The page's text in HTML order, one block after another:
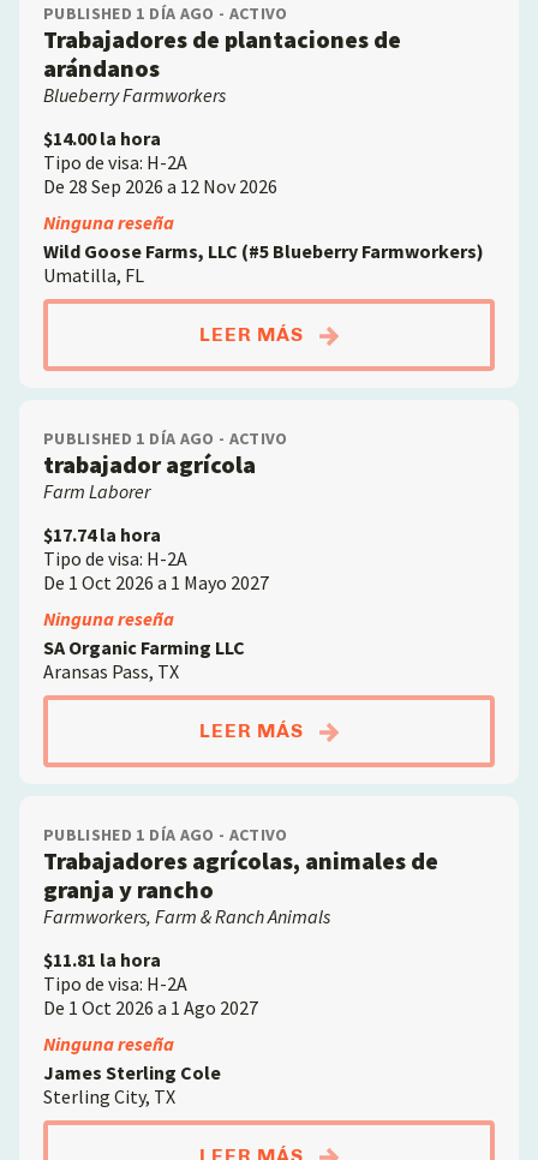
PUBLISHED 1 DÍA AGO - ACTIVO
Trabajadores de plantaciones de
arándanos
Blueberry Farmworkers
$14.00 la hora
Tipo de visa: H-2A
De 28 Sep 2026 a 12 Nov 2026
Ninguna reseña
Wild Goose Farms, LLC (#5 Blueberry Farmworkers)
Umatilla, FL
LEER MÁS
PUBLISHED 1 DÍA AGO - ACTIVO
trabajador agrícola
Farm Laborer
$17.74 la hora
Tipo de visa: H-2A
De 1 Oct 2026 a 1 Mayo 2027
Ninguna reseña
SA Organic Farming LLC
Aransas Pass, TX
LEER MÁS ABOUTTRABAJADOR
PUBLISHED 1 DÍA AGO - ACTIVO
Trabajadores agrícolas, animales de
granja y rancho
Farmworkers, Farm & Ranch Animals
$11.81 la hora
Tipo de visa: H-2A
De 1 Oct 2026 a 1 Ago 2027
Ninguna reseña
James Sterling Cole
Sterling City, TX